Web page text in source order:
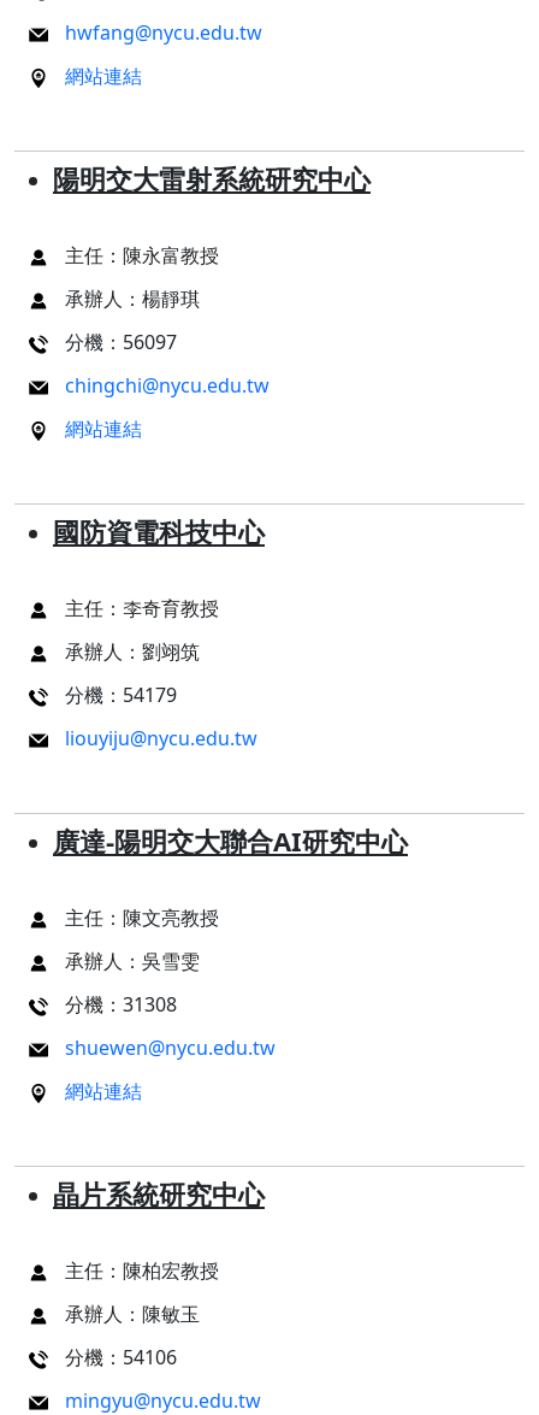
hwfang@nycu.edu.tw
網站連結
陽明交大雷射系統研究中心
主任：陳永富教授
承辦人：楊靜琪
分機：56097
chingchi@nycu.edu.tw
網站連結
國防資電科技中心
主任：李奇育教授
承辦人：劉翊筑
分機：54179
liouyiju@nycu.edu.tw
廣達-陽明交大聯合AI研究中心
主任：陳文亮教授
承辦人：吳雪雯
分機：31308
shuewen@nycu.edu.tw
網站連結
晶片系統研究中心
主任：陳柏宏教授
承辦人：陳敏玉
分機：54106
mingyu@nycu.edu.tw